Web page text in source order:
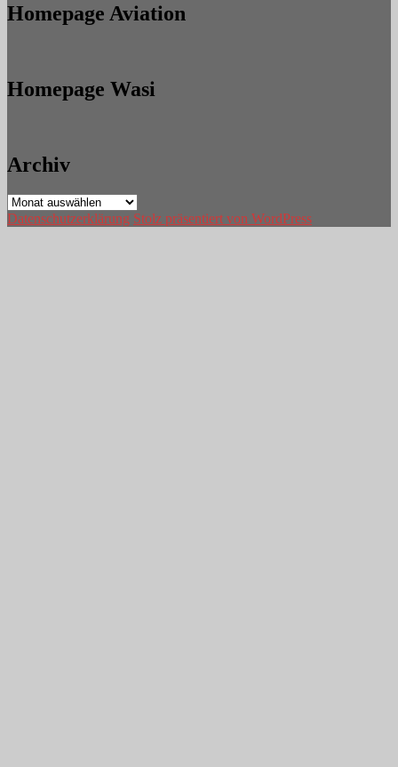
Homepage Aviation
Homepage Wasi
Archiv
Archiv
Datenschutzerklärung Stolz präsentiert von WordPress